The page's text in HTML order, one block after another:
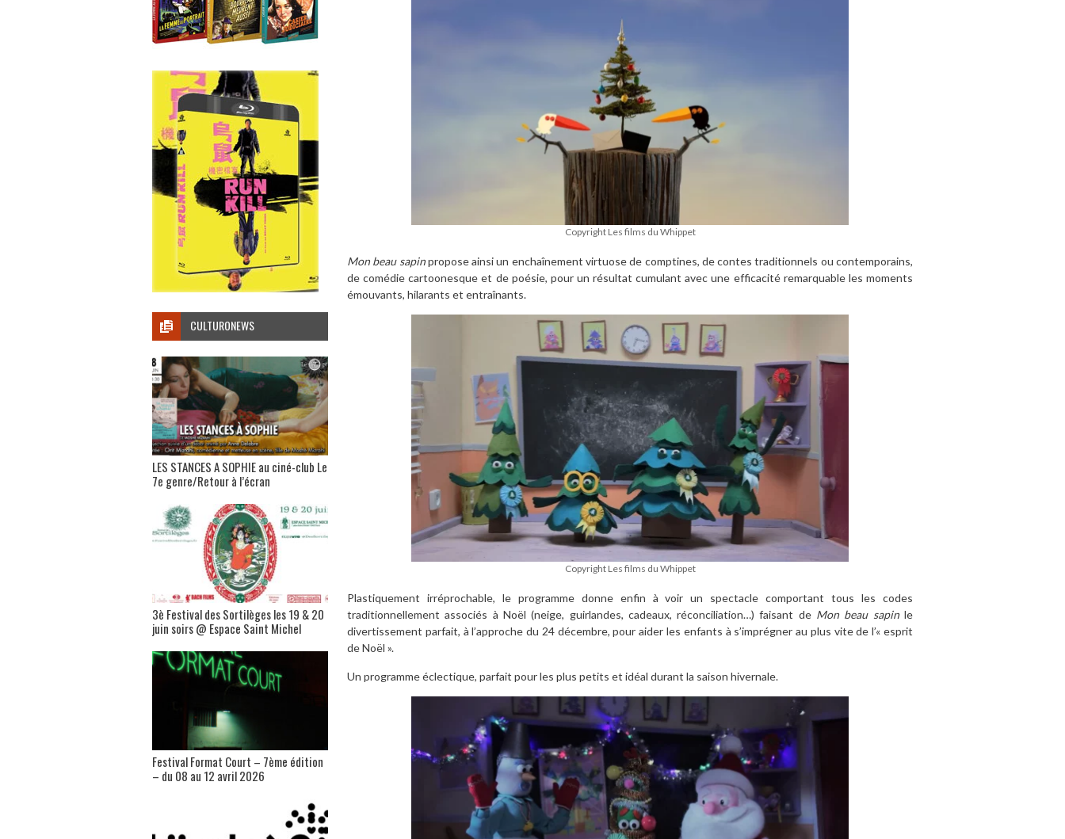
Copyright Les films du Whippet
Mon beau sapinpropose ainsi un enchaînement virtuose de comptines, de contes traditionnels ou contemporains,
de comédie cartoonesque et de poésie, pour un résultat cumulant avec une efficacité remarquable les moments
émouvants, hilarants et entraînants.
Copyright Les films du Whippet
Plastiquement irréprochable, le programme donne enfin à voir un spectacle comportant tous les codes
traditionnellement associés à Noël (neige, guirlandes, cadeaux, réconciliation…) faisant de Mon beau sapinle
divertissement parfait, à l’approche du 24 décembre, pour aider les enfants à s’imprégner au plus vite de l’« esprit
de Noël ».
Un programme éclectique, parfait pour les plus petits et idéal durant la saison hivernale.
CULTURONEWS
LES STANCES A SOPHIE au ciné-club Le
7e genre/Retour à l’écran
3è Festival des Sortilèges les 19 & 20
juin soirs @ Espace Saint Michel
Festival Format Court – 7ème édition
– du 08 au 12 avril 2026